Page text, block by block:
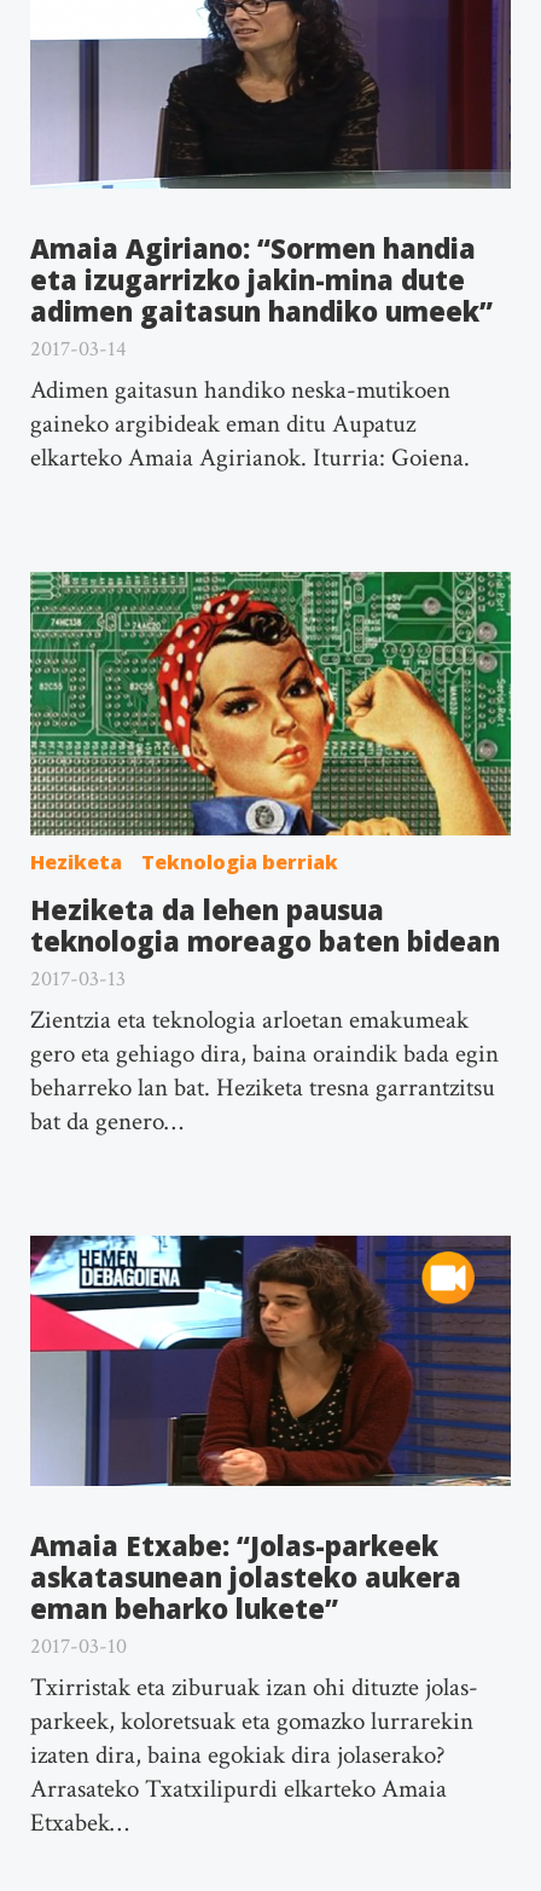
Amaia Agiriano: “Sormen handia
eta izugarrizko jakin-mina dute
adimen gaitasun handiko umeek”
2017-03-14
Adimen gaitasun handiko neska-mutikoen
gaineko argibideak eman ditu Aupatuz
elkarteko Amaia Agirianok. Iturria: Goiena.
Heziketa Teknologia berriak
Heziketa da lehen pausua
teknologia moreago baten bidean
2017-03-13
Zientzia eta teknologia arloetan emakumeak
gero eta gehiago dira, baina oraindik bada egin
beharreko lan bat. Heziketa tresna garrantzitsu
bat da genero…
Amaia Etxabe: “Jolas-parkeek
askatasunean jolasteko aukera
eman beharko lukete”
2017-03-10
Txirristak eta ziburuak izan ohi dituzte jolas-
parkeek, koloretsuak eta gomazko lurrarekin
izaten dira, baina egokiak dira jolaserako?
Arrasateko Txatxilipurdi elkarteko Amaia
Etxabek…